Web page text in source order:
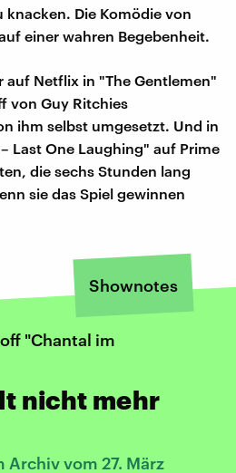
knacken. Die Komödie von
einer wahren Begebenheit.
auf Netflix in "The Gentlemen"
von Guy Ritchies
ihm selbst umgesetzt. Und in
Last One Laughing" auf Prime
die sechs Stunden lang
sie das Spiel gewinnen
Shownotes
"Chantal im
nicht mehr
Archiv vom 27. März